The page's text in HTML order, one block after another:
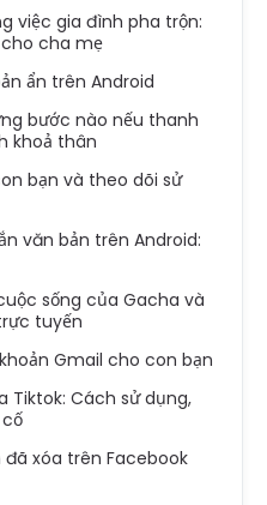
việc gia đình pha trộn:
cha mẹ
ẩn trên Android
bước nào nếu thanh
khoả thân
bạn và theo dõi sử
văn bản trên Android:
sống của Gacha và
tuyến
Gmail cho con bạn
Tiktok: Cách sử dụng,
xóa trên Facebook